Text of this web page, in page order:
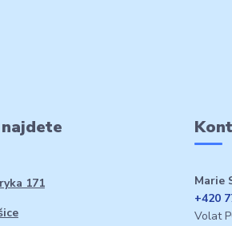
171
Marie
+420
Volat